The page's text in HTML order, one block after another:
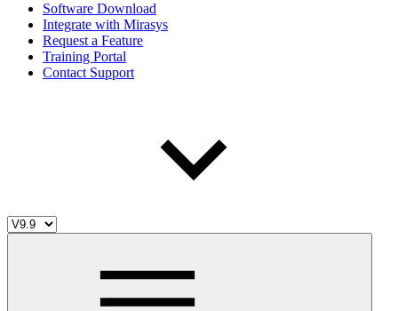
Software Download
Integrate with Mirasys
Request a Feature
Training Portal
Contact Support